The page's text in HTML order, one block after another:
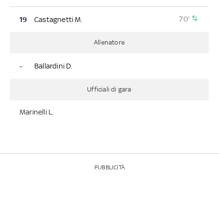
19 Castagnetti M. 70'
Allenatore
- Ballardini D.
Ufficiali di gara
Marinelli L.
PUBBLICITÀ